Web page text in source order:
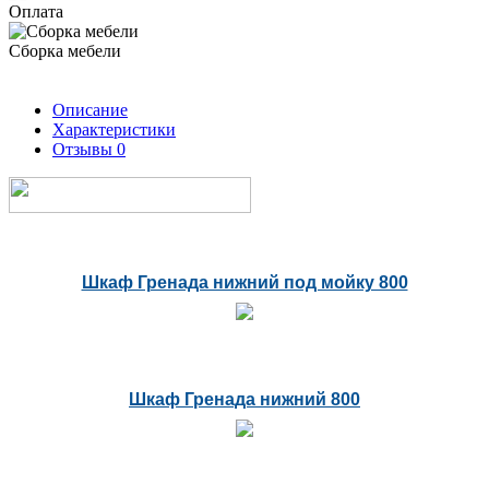
Оплата
Сборка мебели
Описание
Характеристики
Отзывы 0
Шкаф Гренада нижний под мойку 800
Шкаф Гренада нижний 800